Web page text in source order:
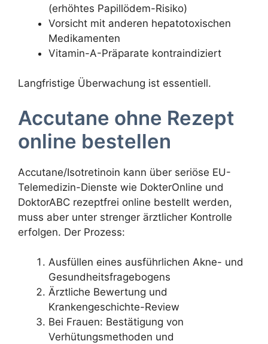
(erhöhtes Papillödem-Risiko)
Vorsicht mit anderen hepatotoxischen
Medikamenten
Vitamin-A-Präparate kontraindiziert
Langfristige Überwachung ist essentiell.
Accutane ohne Rezept
online bestellen
Accutane/Isotretinoin kann über seriöse EU-
Telemedizin-Dienste wie DokterOnline und
DoktorABC rezeptfrei online bestellt werden,
muss aber unter strenger ärztlicher Kontrolle
erfolgen. Der Prozess:
Ausfüllen eines ausführlichen Akne- und
Gesundheitsfragebogens
Ärztliche Bewertung und
Krankengeschichte-Review
Bei Frauen: Bestätigung von
Verhütungsmethoden und